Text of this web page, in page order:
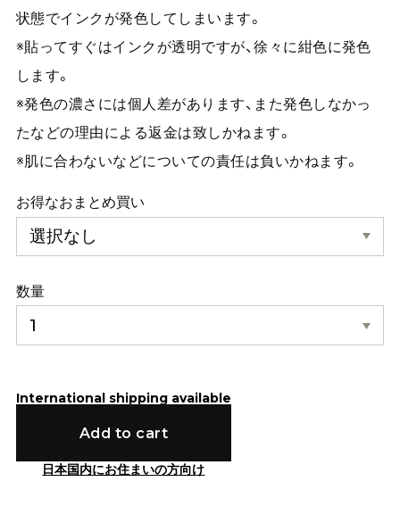
状態でインクが発色してしまいます。
※貼ってすぐはインクが透明ですが、徐々に紺色に発色
します。
※発色の濃さには個人差があります、また発色しなかっ
たなどの理由による返金は致しかねます。
※肌に合わないなどについての責任は負いかねます。
お得なおまとめ買い
数量
International shipping available
Add to cart
日本国内にお住まいの方向け